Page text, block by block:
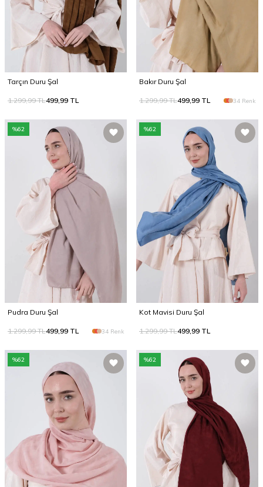
Tarçın Duru Şal
1.299,99TL499,99 TL
Bakır Duru Şal
1.299,99TL499,99 TL 34 Renk
%62
Pudra Duru Şal
1.299,99TL499,99 TL 34 Renk
%62
Kot Mavisi Duru Şal
1.299,99TL499,99 TL
%62 %62